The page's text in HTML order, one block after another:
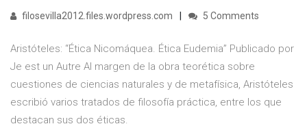
filosevilla2012.files.wordpress.com 5 Comments
Aristóteles: “Ética Nicomáquea. Ética Eudemia” Publicado por
Je est un Autre Al margen de la obra teorética sobre
cuestiones de ciencias naturales y de metafísica, Aristóteles
escribió varios tratados de filosofía práctica, entre los que
destacan sus dos éticas.